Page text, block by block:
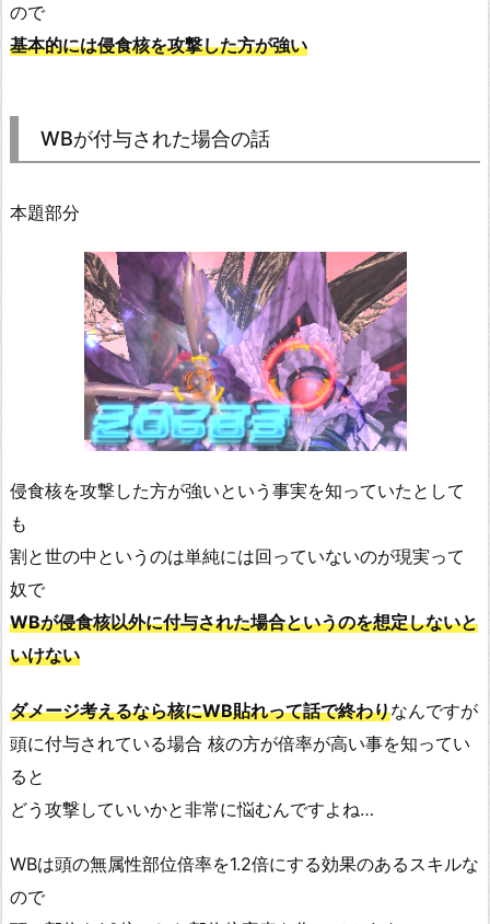
ので
基本的には侵食核を攻撃した方が強い
WBが付与された場合の話
本題部分
侵食核を攻撃した方が強いという事実を知っていたとして
も
割と世の中というのは単純には回っていないのが現実って
奴で
WBが侵食核以外に付与された場合というのを想定しないと
いけない
ダメージ考えるなら核にWB貼れって話で終わりなんですが
頭に付与されている場合 核の方が倍率が高い事を知ってい
ると
どう攻撃していいかと非常に悩むんですよね…
WBは頭の無属性部位倍率を1.2倍にする効果のあるスキルな
ので